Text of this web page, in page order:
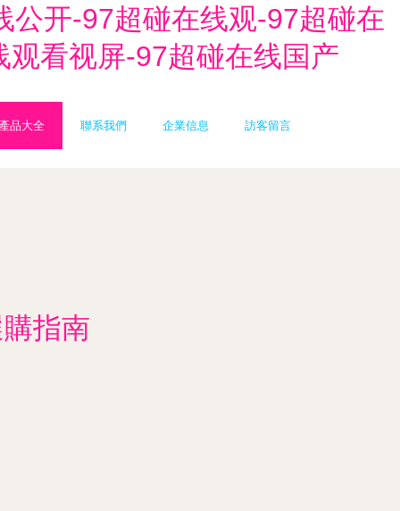
开-97超碰在线观-97超碰在
看视屏-97超碰在线国产
品大全 聯系我們 企業信息 訪客留言
指南